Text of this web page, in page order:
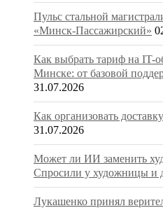
Пульс стальной
«Минск-Пассажирский»
Как выбрать тариф на IT-
Минске: от базовой
31.07.2026
Как организовать
31.07.2026
Может ли ИИ заменить
Спросили у художницы и
Лукашенко принял